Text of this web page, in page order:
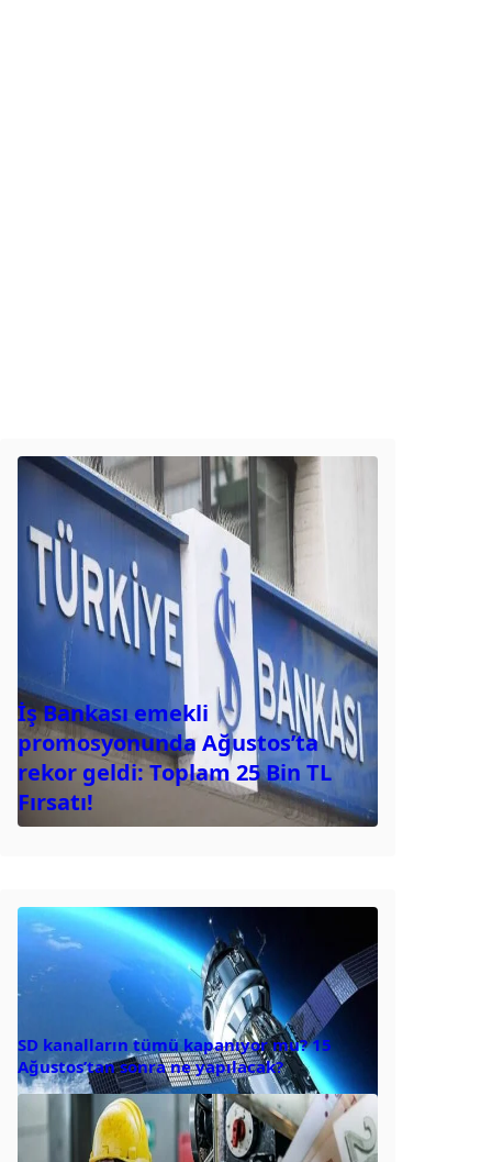
İş Bankası emekli
promosyonunda Ağustos’ta
rekor geldi: Toplam 25 Bin TL
Fırsatı!
SD kanalların tümü kapanıyor mu? 15
Ağustos’tan sonra ne yapılacak?